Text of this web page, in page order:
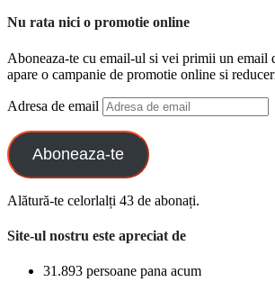
Nu rata nici o promotie online
Aboneaza-te cu email-ul si vei primii un email
apare o campanie de promotie online si
Adresa de email
Aboneaza-te
Alătură-te celorlalți 43 de abonați.
Site-ul nostru este apreciat de
31.893 persoane pana acum